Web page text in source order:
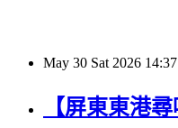
May 30 Sat 2026 14:37
【屏東東港